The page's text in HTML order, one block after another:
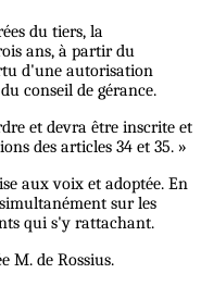
du tiers, la
ans, à partir du
d'une autorisation
conseil de gérance.
et devra être inscrite et
des articles 34 et 35. »
aux voix et adoptée. En
sur les
qui s'y rattachant.
M. de Rossius.